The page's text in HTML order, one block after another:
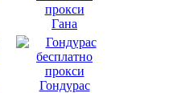
Гана
Гондурас